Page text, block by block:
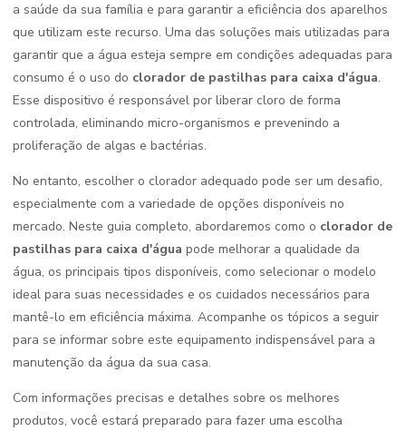
a saúde da sua família e para garantir a eficiência dos aparelhos
que utilizam este recurso. Uma das soluções mais utilizadas para
garantir que a água esteja sempre em condições adequadas para
consumo é o uso do clorador de pastilhas para caixa d'água.
Esse dispositivo é responsável por liberar cloro de forma
controlada, eliminando micro-organismos e prevenindo a
proliferação de algas e bactérias.
No entanto, escolher o clorador adequado pode ser um desafio,
especialmente com a variedade de opções disponíveis no
mercado. Neste guia completo, abordaremos como o clorador de
pastilhas para caixa d'água pode melhorar a qualidade da
água, os principais tipos disponíveis, como selecionar o modelo
ideal para suas necessidades e os cuidados necessários para
mantê-lo em eficiência máxima. Acompanhe os tópicos a seguir
para se informar sobre este equipamento indispensável para a
manutenção da água da sua casa.
Com informações precisas e detalhes sobre os melhores
produtos, você estará preparado para fazer uma escolha